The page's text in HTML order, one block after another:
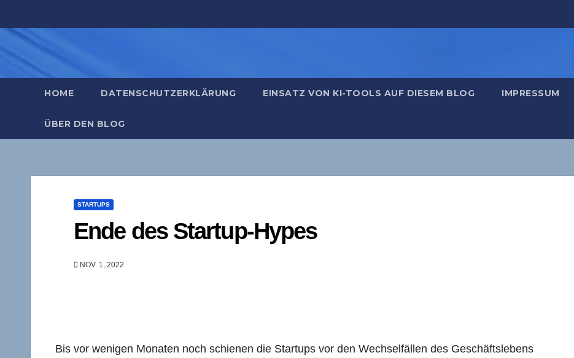
Inhalt
springen
HOME DATENSCHUTZERKLÄRUNG EINSATZ VON KI-TOOLS AUF DIESEM BLOG IMPRESSUM
ÜBER DEN BLOG
STARTUPS
Ende des Startup-Hypes
NOV. 1, 2022
Bis vor wenigen Monaten noch schienen die Startups vor den Wechselfällen des Geschäftslebens